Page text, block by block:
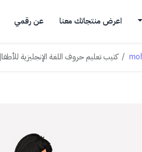
اعرض منتجاتك معنا عن رقمي
كتيب تعليم حروف اللغة الإنجليزية